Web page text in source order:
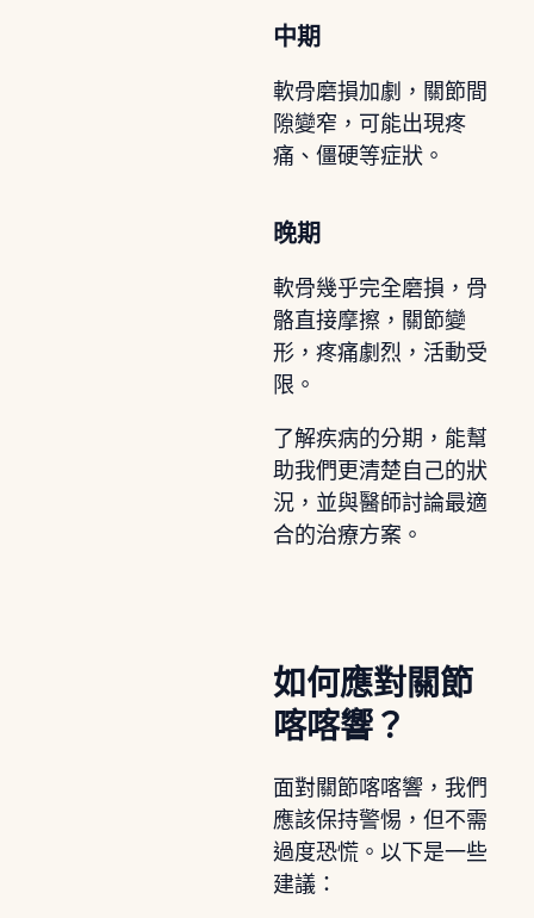
中期
軟骨磨損加劇，關節間
隙變窄，可能出現疼
痛、僵硬等症狀。
晚期
軟骨幾乎完全磨損，骨
骼直接摩擦，關節變
形，疼痛劇烈，活動受
限。
了解疾病的分期，能幫
助我們更清楚自己的狀
況，並與醫師討論最適
合的治療方案。
如何應對關節
喀喀響？
面對關節喀喀響，我們
應該保持警惕，但不需
過度恐慌。以下是一些
建議：